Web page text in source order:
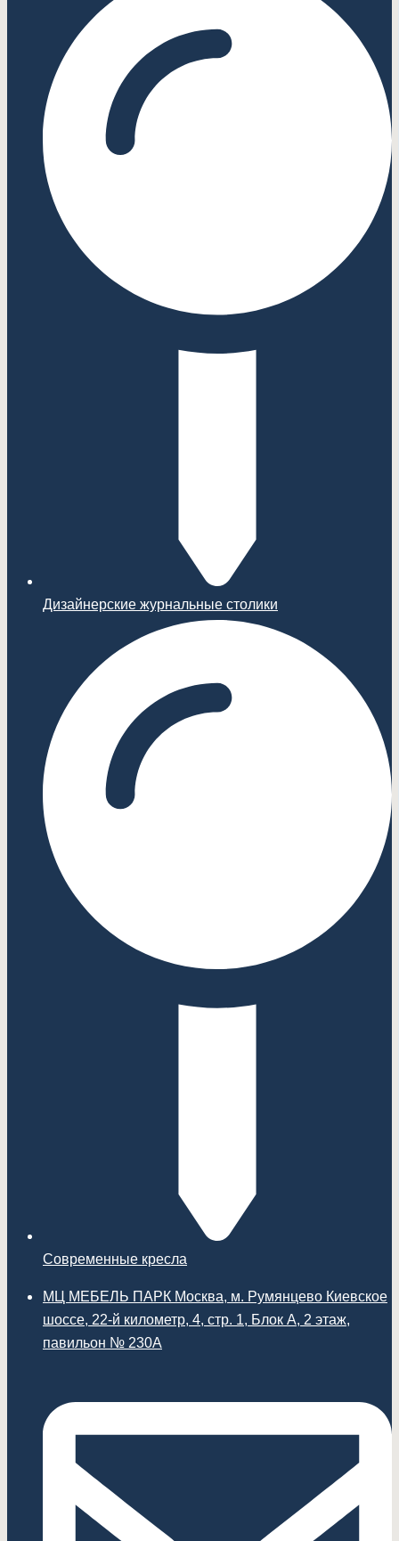
Дизайнерские журнальные столики
Современные кресла
МЦ МЕБЕЛЬ ПАРК Москва, м. Румянцево Киевское
шоссе, 22-й километр, 4, стр. 1, Блок А, 2 этаж,
павильон № 230А